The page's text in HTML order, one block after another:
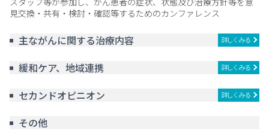
見交換・共有・検討・確認等するためのカンファレンス
主ながんに関する治療内容 詳しくみる
緩和ケア、地域連携 詳しくみる
セカンドオピニオン 詳しくみる
その他